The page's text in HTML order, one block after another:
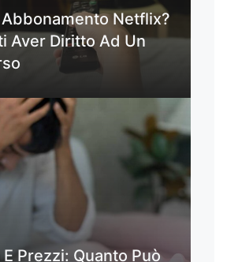
Abbonamento Netflix?
Aver Diritto Ad Un
Prezzi: Quanto Può